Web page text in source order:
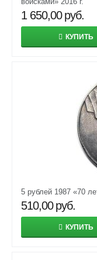
1 650,00 руб.
КУПИТЬ
5 рублей 1987 «70
510,00 руб.
КУПИТЬ